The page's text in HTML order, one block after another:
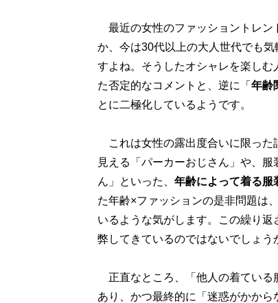
最近の女性のファッショントレン
か、今は30代以上の大人世代でも
すよね。そうしたオシャレを楽しむ
た否定的なコメントと、逆に「 年齢
とに二極化しているようです。
これは女性の露出度合いに限った
見える「パーカーおじさん」や、
ん」といった、 年齢によって着る服
た年齢×ファッションの是非問題は
いるような気がします。この繰り
弊してきているのではないでしょう
正直なところ、「他人の着ている
あり、かつ最終的に「迷惑がかか